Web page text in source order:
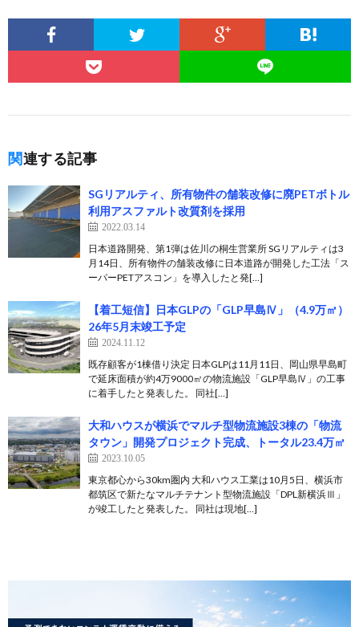
関連する記事
SGリアルティ、所有物件の舗装改修に廃PETボトル
利用アスファルト改質剤を採用
2022.03.14
日本道路開発、第1弾は佐川の桐生営業所 SGリアルティは3
月14日、所有物件の舗装改修に日本道路が開発した工法「ス
ーパーPETアスコン」を導入したと発[…]
【着工短信】日本GLPの「GLP早島Ⅳ」（4.9万㎡）
26年5月末竣工予定
2024.11.12
既存顧客が1棟借り決定 日本GLPは11月11日、岡山県早島町
で延床面積が約4万9000㎡の物流施設「GLP早島Ⅳ」の工事
に着手したと発表した。 同社[…]
大和ハウスが横浜でマルチ型物流施設3棟の「物流
タウン」開発プロジェクト完成、トータル23.4万㎡
2023.10.05
東京都心から30km圏内 大和ハウス工業は10月5日、横浜市
都筑区で新たなマルチテナント型物流施設「DPL新横浜Ⅲ」
が竣工したと発表した。 同社は現地[…]